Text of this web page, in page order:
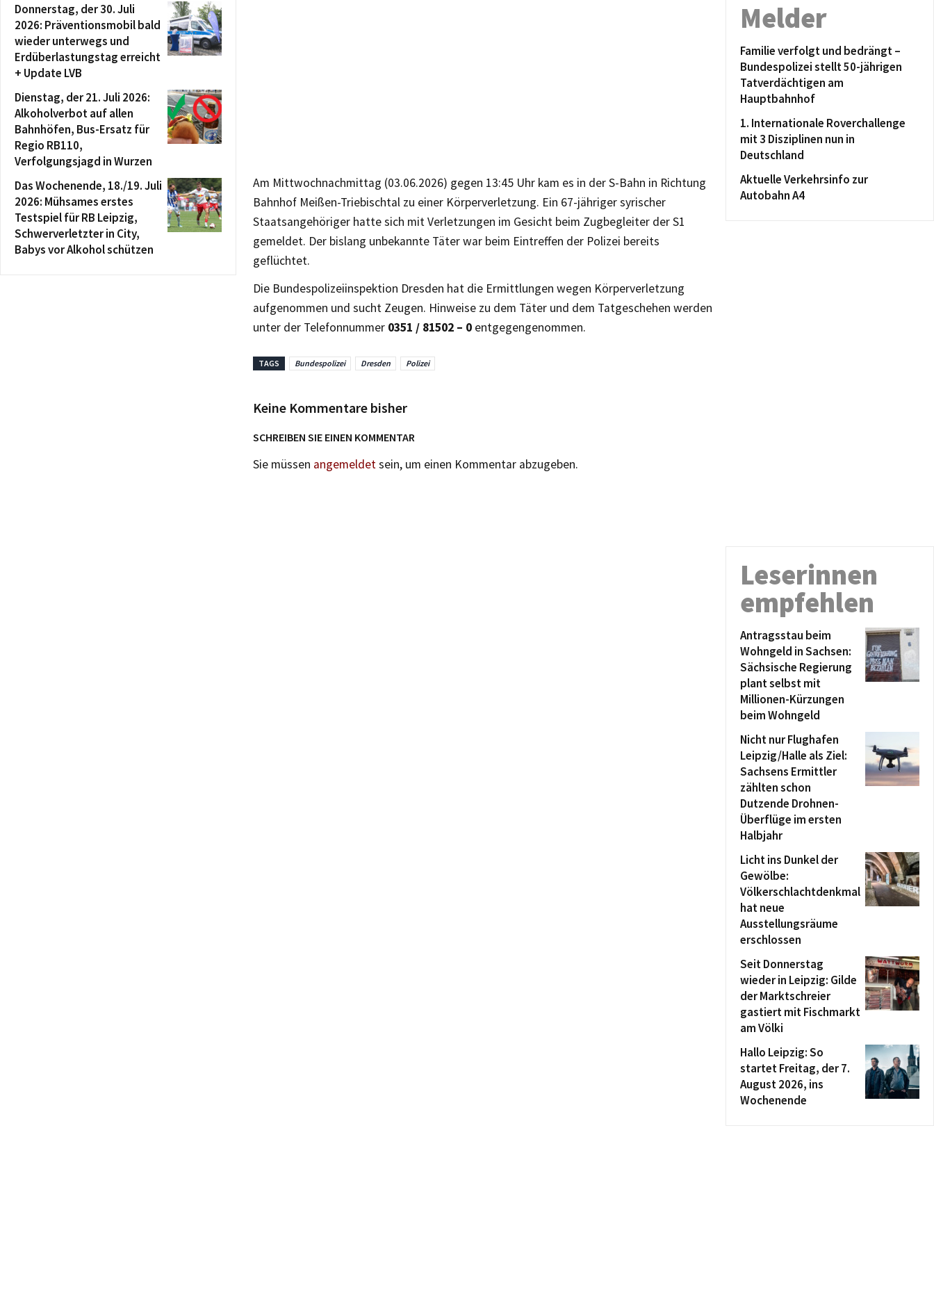
Am Mittwochnachmittag (03.06.2026) gegen 13:45 Uhr kam es in der S-Bahn in Richtung
Bahnhof Meißen-Triebischtal zu einer Körperverletzung. Ein 67-jähriger syrischer
Staatsangehöriger hatte sich mit Verletzungen im Gesicht beim Zugbegleiter der S1
gemeldet. Der bislang unbekannte Täter war beim Eintreffen der Polizei bereits
geflüchtet.
Die Bundespolizeiinspektion Dresden hat die Ermittlungen wegen Körperverletzung
aufgenommen und sucht Zeugen. Hinweise zu dem Täter und dem Tatgeschehen werden
unter der Telefonnummer 0351 / 81502 – 0 entgegengenommen.
TAGS Bundespolizei Dresden Polizei
Keine Kommentare bisher
SCHREIBEN SIE EINEN KOMMENTAR
Sie müssen angemeldetsein, um einen Kommentar abzugeben.
Donnerstag, der 30. Juli
2026: Präventionsmobil bald
wieder unterwegs und
Erdüberlastungstag erreicht
+ Update LVB
Dienstag, der 21. Juli 2026:
Alkoholverbot auf allen
Bahnhöfen, Bus-Ersatz für
Regio RB110,
Verfolgungsjagd in Wurzen
Das Wochenende, 18./19. Juli
2026: Mühsames erstes
Testspiel für RB Leipzig,
Schwerverletzter in City,
Babys vor Alkohol schützen
Melder
Familie verfolgt und bedrängt –
Bundespolizei stellt 50-jährigen
Tatverdächtigen am
Hauptbahnhof
1. Internationale Roverchallenge
mit 3 Disziplinen nun in
Deutschland
Aktuelle Verkehrsinfo zur
Autobahn A4
Leserinnen
empfehlen
Antragsstau beim
Wohngeld in Sachsen:
Sächsische Regierung
plant selbst mit
Millionen-Kürzungen
beim Wohngeld
Nicht nur Flughafen
Leipzig/Halle als Ziel:
Sachsens Ermittler
zählten schon
Dutzende Drohnen-
Überflüge im ersten
Halbjahr
Licht ins Dunkel der
Gewölbe:
Völkerschlachtdenkmal
hat neue
Ausstellungsräume
erschlossen
Seit Donnerstag
wieder in Leipzig: Gilde
der Marktschreier
gastiert mit Fischmarkt
am Völki
Hallo Leipzig: So
startet Freitag, der 7.
August 2026, ins
Wochenende